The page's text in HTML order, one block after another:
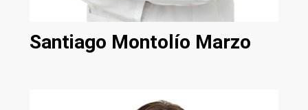
Santiago Montolío Marzo